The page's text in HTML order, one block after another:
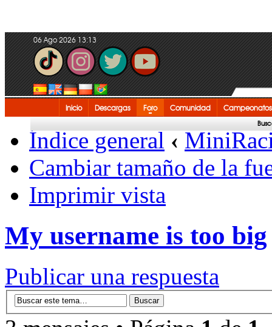
06 Ago 2026 13:13
Inicio Descargas Foro Comunidad Campeonatos
Índice general ‹
Cambiar tamaño de la
Imprimir vista
My username is too big
Publicar una respuesta